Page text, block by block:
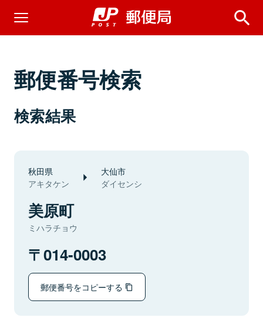
郵便番号検索
検索結果
秋田県
アキタケン
大仙市
ダイセンシ
美原町
ミハラチョウ
014-0003
郵便番号をコピーする